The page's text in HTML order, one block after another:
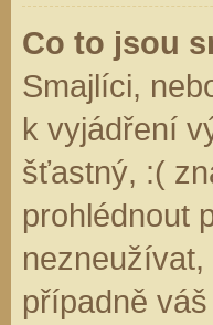
Co to jsou
Smajlíci,
k vyjádření
šťastný, :(
prohlédnout
případně